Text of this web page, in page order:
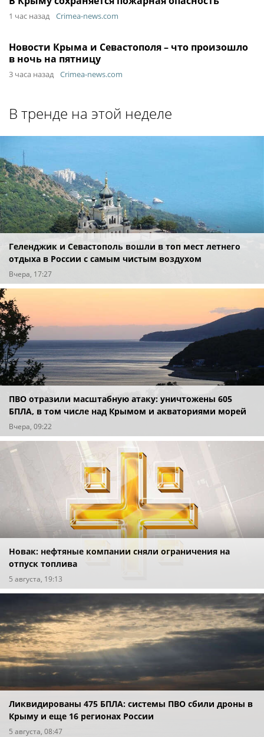
1 час назад Crimea-news.com
Новости Крыма и Севастополя – что произошло
в ночь на пятницу
3 часа назад Crimea-news.com
В тренде на этой неделе
Геленджик и Севастополь вошли в топ мест летнего
отдыха в России с самым чистым воздухом
Вчера, 17:27
ПВО отразили масштабную атаку: уничтожены 605
БПЛА, в том числе над Крымом и акваториями морей
Вчера, 09:22
Новак: нефтяные компании сняли ограничения на
отпуск топлива
5 августа, 19:13
Ликвидированы 475 БПЛА: системы ПВО сбили дроны в
Крыму и еще 16 регионах России
5 августа, 08:47